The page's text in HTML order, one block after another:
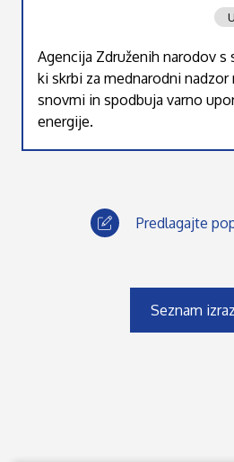
Agencija Združenih narodov s
ki skrbi za mednarodni nadzor
snovmi in spodbuja varno
energije.
Predlagajte
Seznam